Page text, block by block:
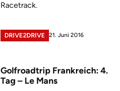
Racetrack.
DRIVE2DRIVE 21. Juni 2016
Golfroadtrip Frankreich: 4.
Tag – Le Mans